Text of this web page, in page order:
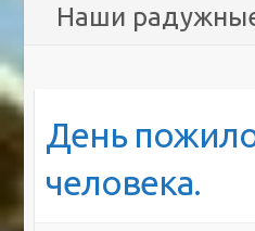
Наши
День
человека.